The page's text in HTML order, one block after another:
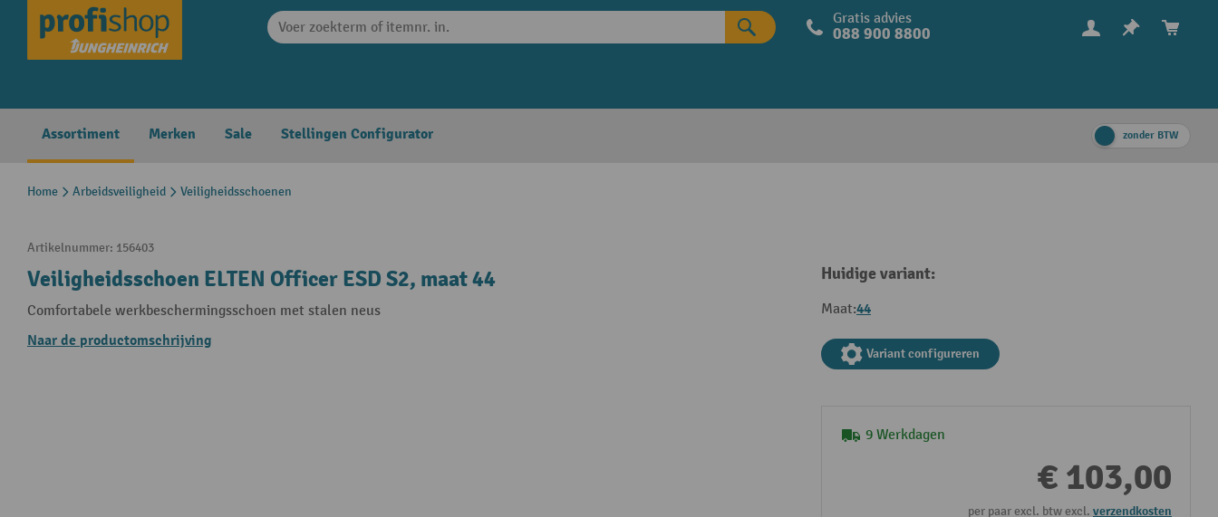
Skip to main navigation Gratis advies
088 900 8800
Assortiment Merken Sale Stellingen Configurator zonder BTW
Home Arbeidsveiligheid Veiligheidsschoenen
Artikelnummer: 156403
Veiligheidsschoen ELTEN Officer ESD S2, maat 44
Comfortabele werkbeschermingsschoen met stalen neus
Naar de productomschrijving
Huidige variant:
Maat:44
Variant configureren
9 Werkdagen
€ 103,00
per paar excl. btw excl. verzendkosten